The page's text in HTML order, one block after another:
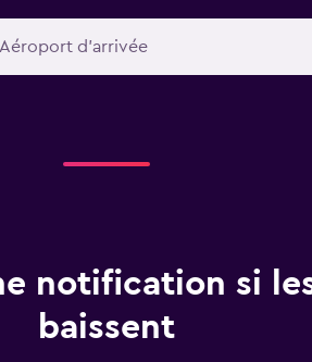
notification si
baissent